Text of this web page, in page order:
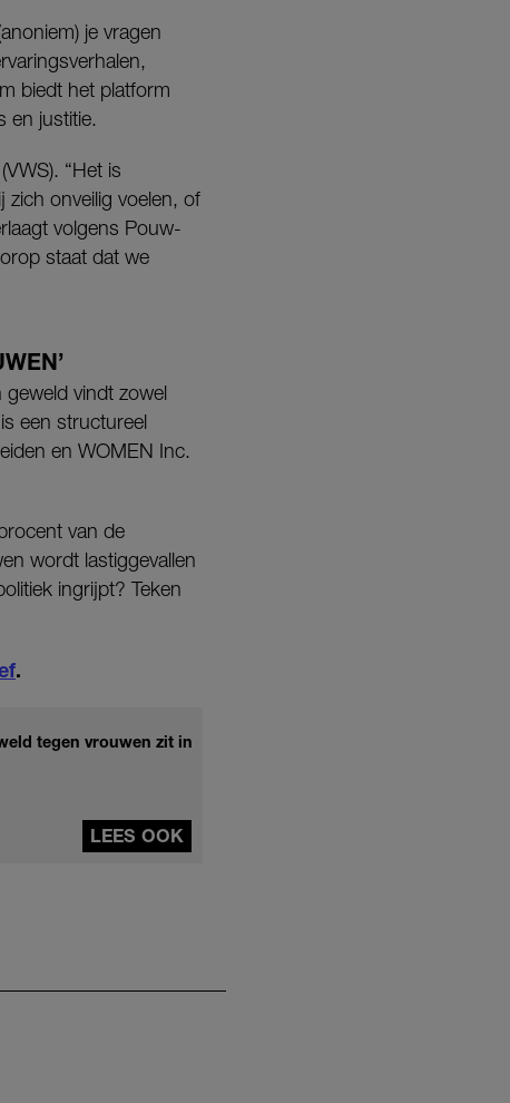
je vragen
biedt het platform
en justitie.
“Het is
zich onveilig voelen, of
volgens Pouw-
staat dat we
vindt zowel
een structureel
en WOMEN Inc.
van de
wordt lastiggevallen
ingrijpt? Teken
.
tegen vrouwen zit in
LEES OOK